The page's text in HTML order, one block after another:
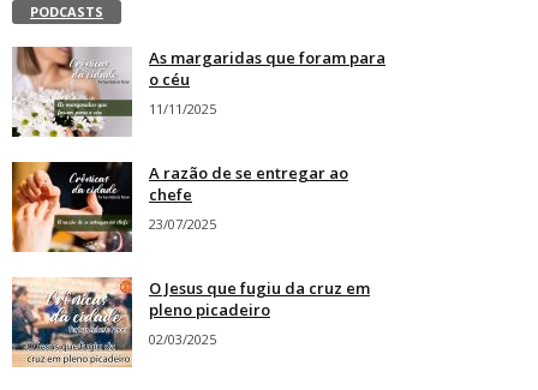
PODCASTS
As margaridas que foram para
o céu
11/11/2025
A razão de se entregar ao
chefe
23/07/2025
O Jesus que fugiu da cruz em
pleno picadeiro
02/03/2025